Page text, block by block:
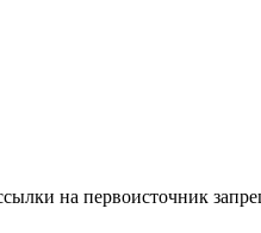
на первоисточник